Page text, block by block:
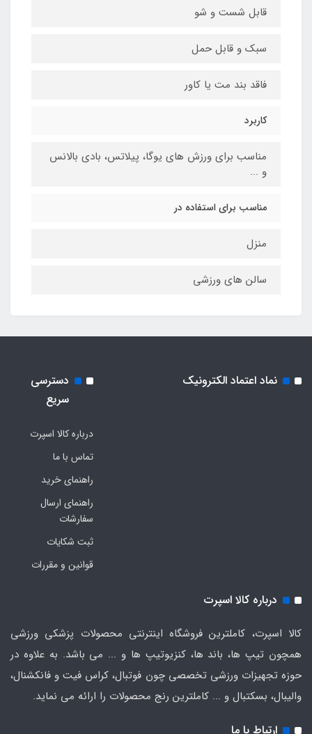
قابل شست و شو
سبک و قابل حمل
فاقد بند مت یا کاور
کاربرد
مناسب برای ورزش های یوگا، پیلاتس، بادی بالانس
و ...
مناسب برای استفاده در
منزل
سالن های ورزشی
نماد اعتماد الکترونیک
دسترسی
سریع
درباره کالا اسپرت
تماس با ما
راهنمای خرید
راهنمای ارسال
سفارشات
ثبت شکایات
قوانین و مقررات
درباره کالا اسپرت
کالا اسپرت، کاملترین فروشگاه اینترنتی محصولات پزشکی ورزشی
همچون تیپ ها، باند ها، کنزیوتیپ ها و ... می باشد. به علاوه در
حوزه تجهیزات ورزشی تخصصی چون فوتبال، کراس فیت و فانکشنال،
والیبال، بسکتبال و ... کاملترین رنج محصولات را ارائه می نماید.
ارتباط با ما